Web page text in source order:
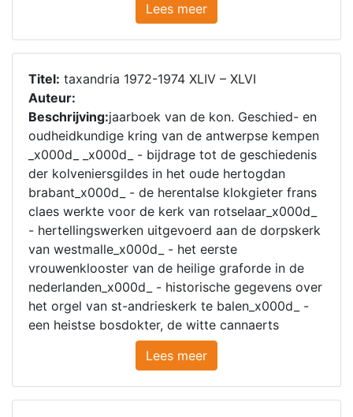
Lees meer
Titel: taxandria 1972-1974 XLIV – XLVI
Auteur:
Beschrijving:jaarboek van de kon. Geschied- en
oudheidkundige kring van de antwerpse kempen
_x000d_ _x000d_ - bijdrage tot de geschiedenis
der kolveniersgildes in het oude hertogdan
brabant_x000d_ - de herentalse klokgieter frans
claes werkte voor de kerk van rotselaar_x000d_
- hertellingswerken uitgevoerd aan de dorpskerk
van westmalle_x000d_ - het eerste
vrouwenklooster van de heilige graforde in de
nederlanden_x000d_ - historische gegevens over
het orgel van st-andrieskerk te balen_x000d_ -
een heistse bosdokter, de witte cannaerts
Lees meer